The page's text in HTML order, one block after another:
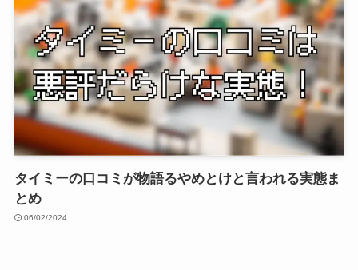
タイミーの口コミが物語るやめとけと言われる実態ま
とめ
06/02/2024